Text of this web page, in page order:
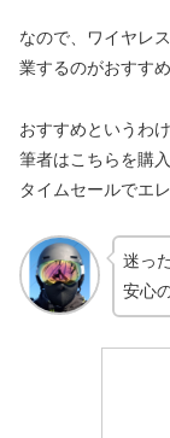
なので、ワイヤレ
業するのがおすす
おすすめというわ
筆者はこちらを購
タイムセールでエ
迷っ
安心